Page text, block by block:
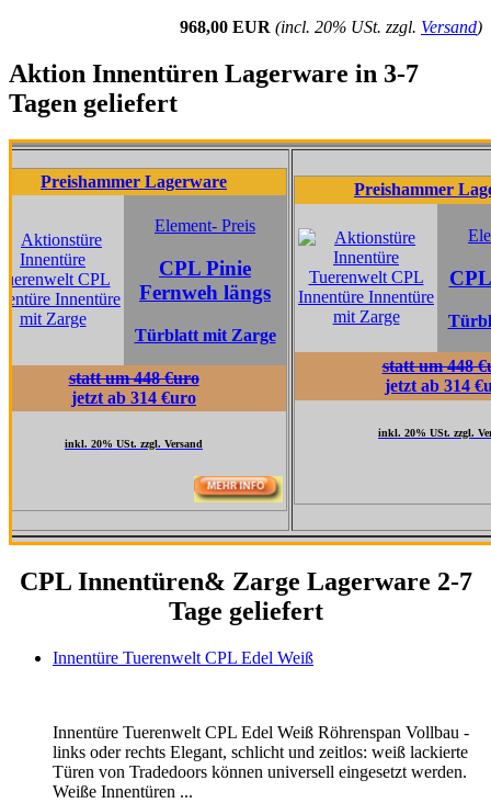
968,00 EUR (incl. 20% USt. zzgl. Versand)
Aktion Innentüren Lagerware in 3-7
Tagen geliefert
Lagerware
Element- Preis
CPL Pinie
Fernweh längs
Türblatt mit Zarge
um 448 €uro
jetzt ab 314 €uro
20% USt. zzgl. Versand
Preishammer Lagerware
Element-
CPL Edel
Türblatt mit
statt um 448 €uro
jetzt ab 314 €uro
inkl. 20% USt. zzgl. Versand
CPL Innentüren& Zarge Lagerware 2-7
Tage geliefert
Innentüre Tuerenwelt CPL Edel Weiß
Innentüre Tuerenwelt CPL Edel Weiß Röhrenspan Vollbau -
links oder rechts Elegant, schlicht und zeitlos: weiß lackierte
Türen von Tradedoors können universell eingesetzt werden.
Weiße Innentüren ...